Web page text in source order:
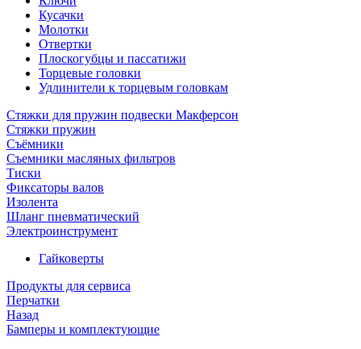
Кусачки
Молотки
Отвертки
Плоскогубцы и пассатижи
Торцевые головки
Удлинители к торцевым головкам
Стяжки для пружин подвески Макферсон
Стяжки пружин
Съёмники
Съемники масляных фильтров
Тиски
Фиксаторы валов
Изолента
Шланг пневматический
Электроинструмент
Гайковерты
Продукты для сервиса
Перчатки
Назад
Бамперы и комплектующие